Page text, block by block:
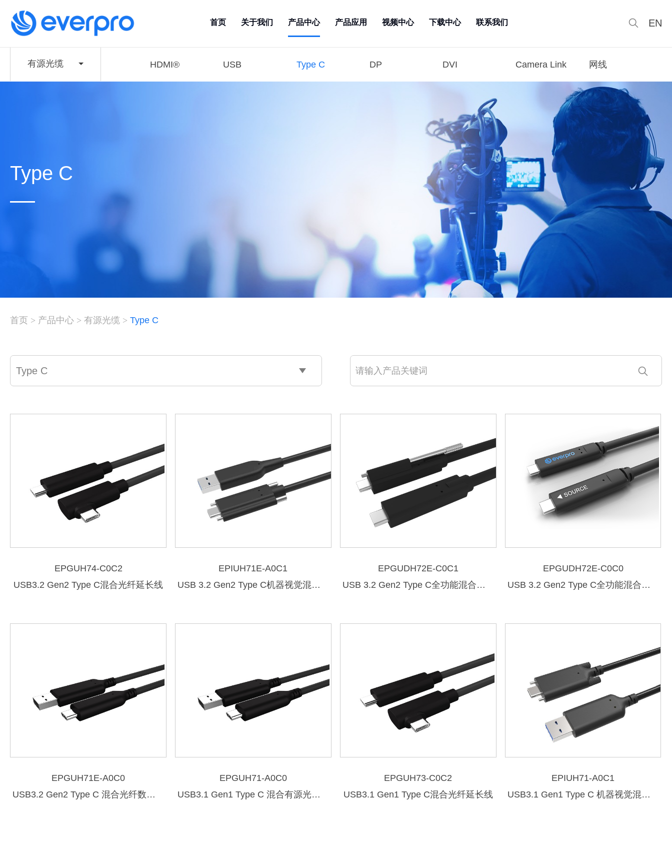
EN
首页 关于我们 产品中心 产品应用 视频中心 下载中心 联系我们
有源光缆 HDMI® USB Type C DP DVI Camera Link 网线
Type C
首页 > 产品中心 > 有源光缆 > Type C
Type C
EPGUH74-C0C2
USB3.2 Gen2 Type C混合光纤延长线
EPIUH71E-A0C1
USB 3.2 Gen2 Type C机器视觉混合光纤数据线
EPGUDH72E-C0C1
USB 3.2 Gen2 Type C全功能混合光纤数据线
EPGUDH72E-C0C0
USB 3.2 Gen2 Type C全功能混合光纤数据线
EPGUH71E-A0C0
USB3.2 Gen2 Type C 混合光纤数据线
EPGUH71-A0C0
USB3.1 Gen1 Type C 混合有源光纤数据线
EPGUH73-C0C2
USB3.1 Gen1 Type C混合光纤延长线
EPIUH71-A0C1
USB3.1 Gen1 Type C 机器视觉混合光纤数据线